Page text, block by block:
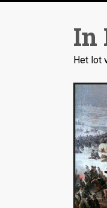
In
Het lot